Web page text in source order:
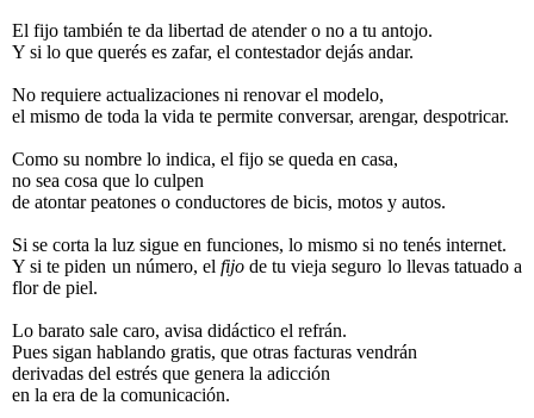
El fijo también te da libertad de atender o no a tu antojo.
Y si lo que querés es zafar, el contestador dejás andar.
No requiere actualizaciones ni renovar el modelo,
el mismo de toda la vida te permite conversar, arengar, despotricar.
Como su nombre lo indica, el fijo se queda en casa,
no sea cosa que lo culpen
de atontar peatones o conductores de bicis, motos y autos.
Si se corta la luz sigue en funciones, lo mismo si no tenés internet.
Y si te piden un número, el fijode tu vieja seguro lo llevas tatuado a
flor de piel.
Lo barato sale caro, avisa didáctico el refrán.
Pues sigan hablando gratis, que otras facturas vendrán
derivadas del estrés que genera la adicción
en la era de la comunicación.